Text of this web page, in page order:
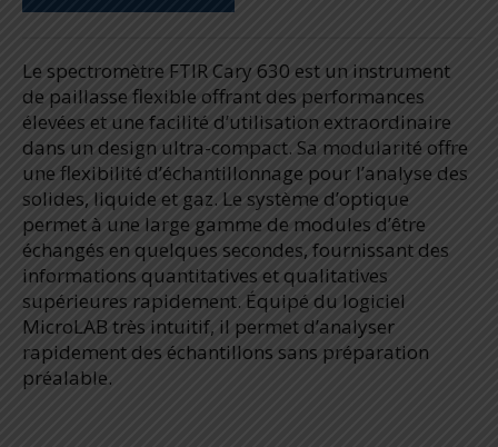
Le spectromètre FTIR Cary 630 est un instrument
de paillasse flexible offrant des performances
élevées et une facilité d’utilisation extraordinaire
dans un design ultra-compact. Sa modularité offre
une flexibilité d’échantillonnage pour l’analyse des
solides, liquide et gaz. Le système d’optique
permet à une large gamme de modules d’être
échangés en quelques secondes, fournissant des
informations quantitatives et qualitatives
supérieures rapidement. Équipé du logiciel
MicroLAB très intuitif, il permet d’analyser
rapidement des échantillons sans préparation
préalable.